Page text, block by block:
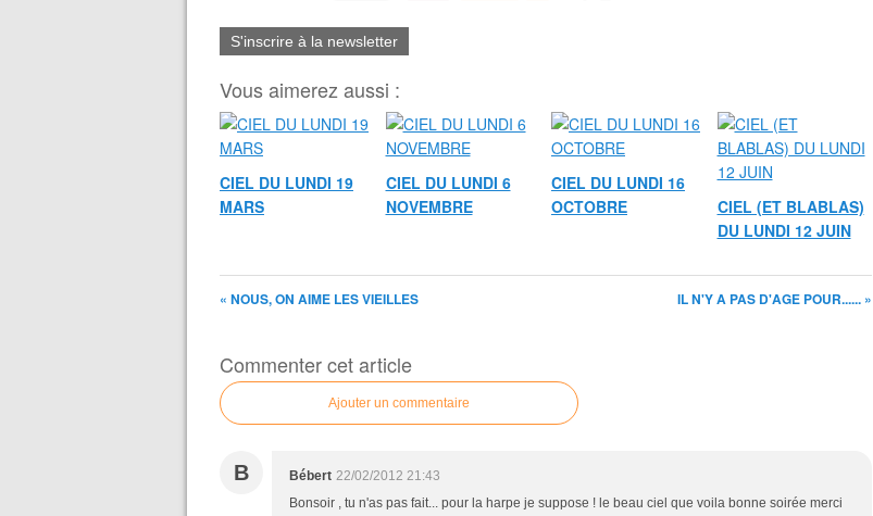
S'inscrire à la newsletter
Vous aimerez aussi :
CIEL DU LUNDI 19
MARS
CIEL DU LUNDI 6
NOVEMBRE
CIEL DU LUNDI 16
OCTOBRE
CIEL (ET BLABLAS)
DU LUNDI 12 JUIN
« NOUS, ON AIME LES VIEILLES IL N'Y A PAS D'AGE POUR...... »
Commenter cet article
Ajouter un commentaire
B Bébert 22/02/2012 21:43
Bonsoir , tu n'as pas fait... pour la harpe je suppose ! le beau ciel que voila bonne soirée merci